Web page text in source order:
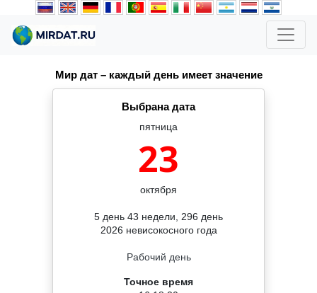
Мир дат – каждый день имеет значение
Выбрана дата
пятница
23
октября
5 день 43 недели, 296 день
2026 невисокосного года
Рабочий день
Точное время